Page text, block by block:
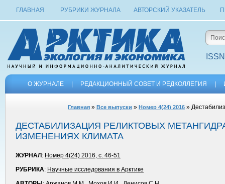
ГЛАВНАЯ РУБРИКИ ЖУРНАЛА АВТОРСКИЙ УКАЗАТЕЛЬ
О ЖУРНАЛЕ РЕДАКЦИОННЫЙ СОВЕТ И РЕДКОЛЛЕГИЯ
Главная » Все выпуски » Номер 4(24) 2016 »
ДЕСТАБИЛИЗАЦИЯ РЕЛИКТОВЫХ
ИЗМЕНЕНИЯХ КЛИМАТА
ЖУРНАЛ : Номер 4(24) 2016, с. 46-51
РУБРИКА: Научные исследования в Арктике